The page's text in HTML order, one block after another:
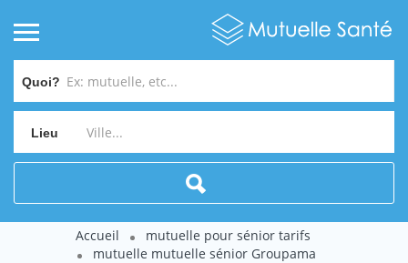
Quoi?
Lieu
Accueil
mutuelle pour sénior tarifs
mutuelle mutuelle sénior Groupama